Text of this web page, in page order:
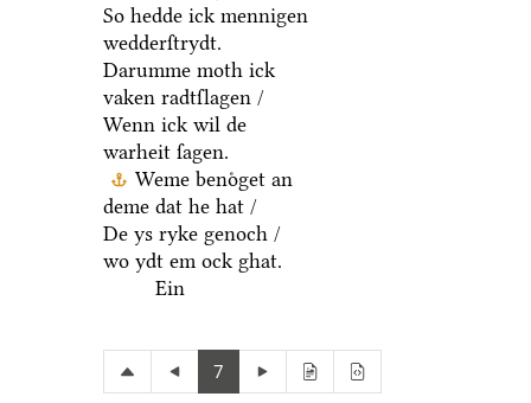
So hedde ick mennigen
wedderſtrydt.
Darumme moth ick
vaken radtſlagen /
Wenn ick wil de
warheit ſagen.
Weme benoͤget an
deme dat he hat /
De ys ryke genoch /
wo ydt em ock ghat.
Ein
7